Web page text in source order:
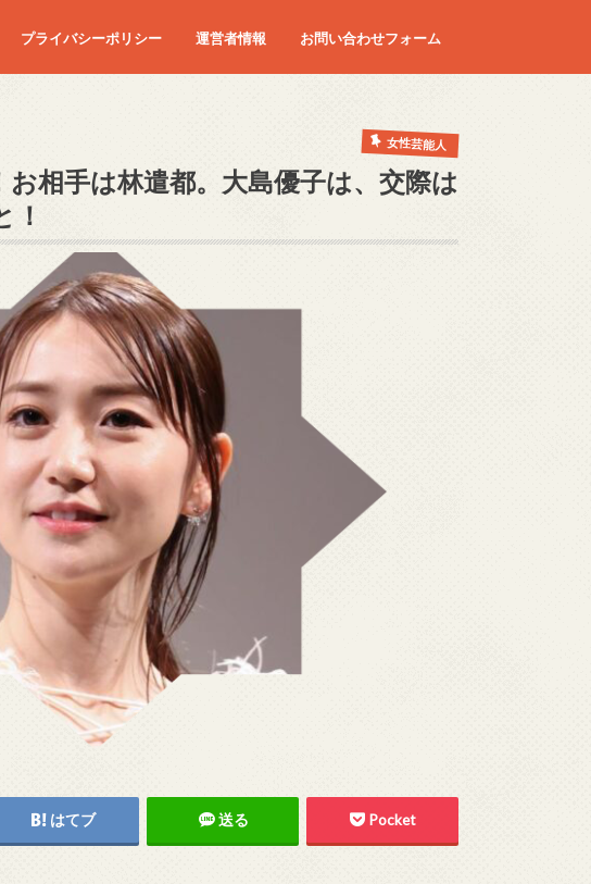
プライバシーポリシー 運営者情報 お問い合わせフォーム
女性芸能人
相手は林遣都。大島優子は、交際は
！
はてブ 送る Pocket